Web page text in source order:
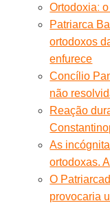
Ortodoxiaː
Patriarca
ortodoxos
enfurece
Concílio
não
Reação
As
ortodoxas.
O
provocaria